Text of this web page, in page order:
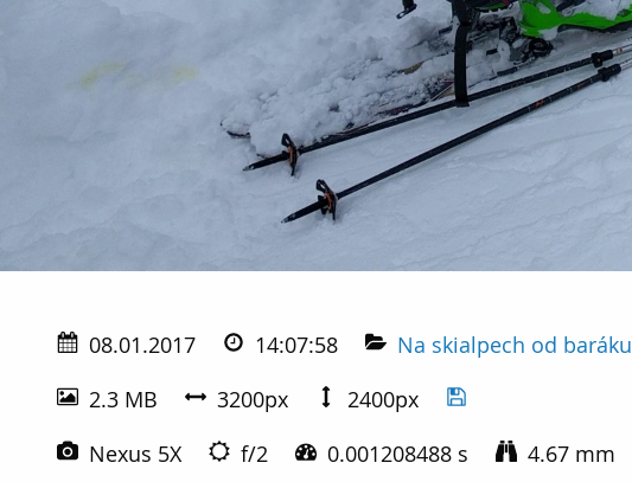
08.01.2017 14:07:58 Na skialpech od baráku
2.3 MB
3200px
2400px
Nexus 5X
f/2 0.001208488 s 4.67 mm